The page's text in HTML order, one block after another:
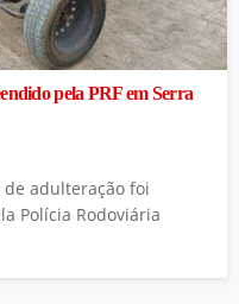
pela PRF em Serra
adulteração foi
Polícia Rodoviária